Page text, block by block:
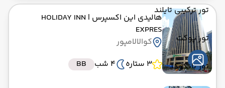
تور ترکیبی تایلند
تور پوکت
تور بانکوک
هالیدی این اکسپرس | HOLIDAY INN
EXPRES
کوالالامپور
3 ستاره
4 شب BB